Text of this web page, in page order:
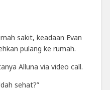
sakit, keadaan Evan
pulang ke rumah.
Alluna via video call.
sehat?”